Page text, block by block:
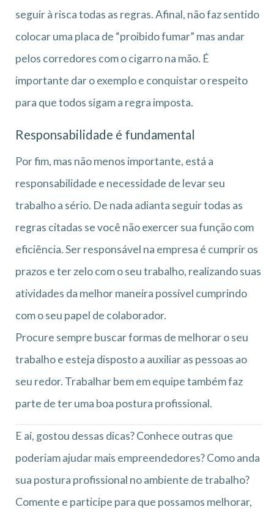
seguir à risca todas as regras. Afinal, não faz sentido
colocar uma placa de “proibido fumar” mas andar
pelos corredores com o cigarro na mão. É
importante dar o exemplo e conquistar o respeito
para que todos sigam a regra imposta.
Responsabilidade é fundamental
Por fim, mas não menos importante, está a
responsabilidade e necessidade de levar seu
trabalho a sério. De nada adianta seguir todas as
regras citadas se você não exercer sua função com
eficiência. Ser responsável na empresa é cumprir os
prazos e ter zelo com o seu trabalho, realizando suas
atividades da melhor maneira possível cumprindo
com o seu papel de colaborador.
Procure sempre buscar formas de melhorar o seu
trabalho e esteja disposto a auxiliar as pessoas ao
seu redor. Trabalhar bem em equipe também faz
parte de ter uma boa postura profissional.
E aí, gostou dessas dicas? Conhece outras que
poderiam ajudar mais empreendedores? Como anda
sua postura profissional no ambiente de trabalho?
Comente e participe para que possamos melhorar,